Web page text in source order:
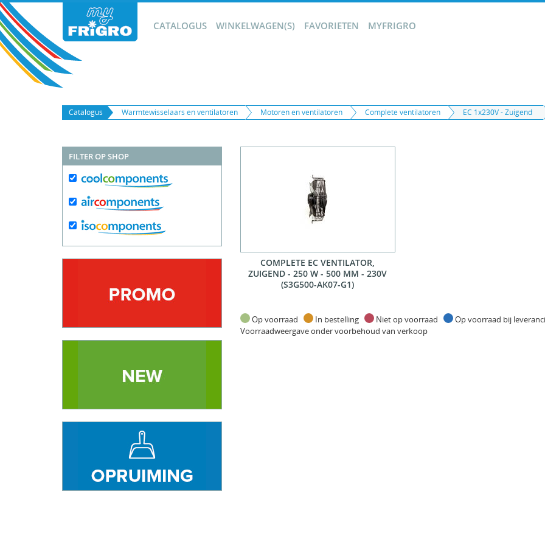
CATALOGUS WINKELWAGEN(S) FAVORIETEN MYFRIGRO
Catalogus Warmtewisselaars en ventilatoren Motoren en ventilatoren Complete ventilatoren EC 1x230V - Zuigend
FILTER OP SHOP
COMPLETE EC VENTILATOR,
ZUIGEND - 250 W - 500 MM - 230V
(S3G500-AK07-G1)
Op voorraad In bestelling Niet op voorraad
Op voorraad bij
Voorraadweergave onder voorbehoud van verkoop